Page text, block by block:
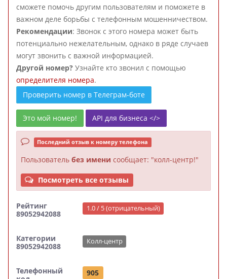
сможете помочь другим пользователям и поможете в
важном деле борьбы с телефонным мошенничеством.
Рекомендации: Звонок с этого номера может быть
потенциально нежелательным, однако в ряде случаев
могут звонить с важной информацией.
Другой номер? Узнайте кто звонил с помощью
определителя номера.
Проверить номер в Телеграм-боте
Это мой номер! API для бизнеса </>
Последний отзыв к номеру телефона
Пользователь без имени сообщает: "колл-центр!"
Посмотреть все отзывы
Рейтинг
89052942088
1.0 / 5 (отрицательный)
Категории
89052942088
Колл-центр
Телефонный
905